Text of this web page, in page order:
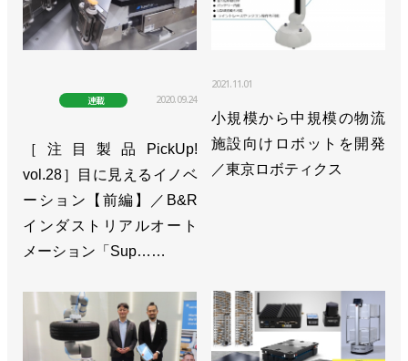
連載 2020.09.24
［注目製品PickUp!
vol.28］目に見えるイノベ
ーション【前編】／B&R
インダストリアルオート
メーション「Sup……
2021.11.01
小規模から中規模の物流
施設向けロボットを開発
／東京ロボティクス